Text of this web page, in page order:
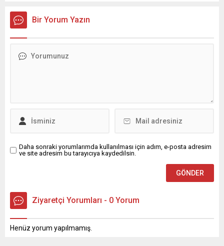
sohbet eden, onların talep ve önerileri dinleyen Başkan İhsan
Kurnaz, gelen taleplerin çözümü için...
Bir Yorum Yazın
Daha sonraki yorumlarımda kullanılması için adım, e-posta adresim
ve site adresim bu tarayıcıya kaydedilsin.
Ziyaretçi Yorumları - 0 Yorum
Henüz yorum yapılmamış.